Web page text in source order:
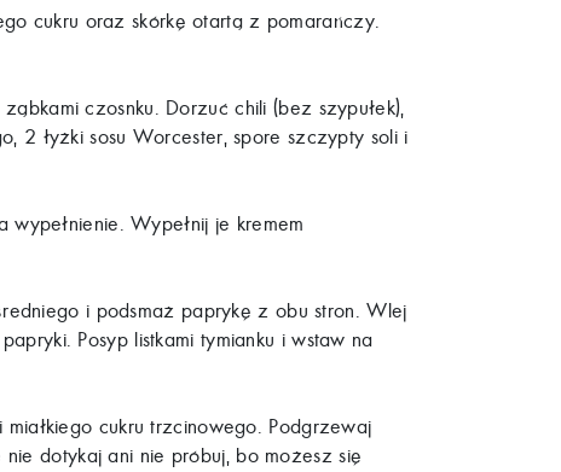
cukru oraz skórkę otartą z pomarańczy.
czosnku. Dorzuć chili (bez szypułek),
2 łyżki sosu Worcester, spore szczypty soli i
Wypełnij je kremem
i podsmaż paprykę z obu stron. Wlej
Posyp listkami tymianku i wstaw na
cukru trzcinowego. Podgrzewaj
dotykaj ani nie próbuj, bo możesz się